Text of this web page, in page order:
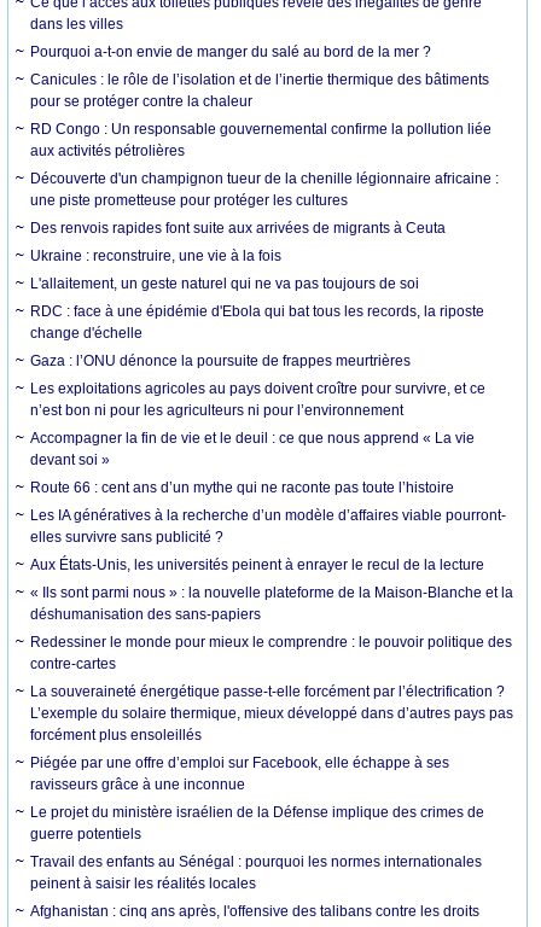
dans les villes
Pourquoi a-t-on envie de manger du salé au bord de la mer ?
Canicules : le rôle de l’isolation et de l’inertie thermique des bâtiments
pour se protéger contre la chaleur
RD Congo : Un responsable gouvernemental confirme la pollution liée
aux activités pétrolières
Découverte d'un champignon tueur de la chenille légionnaire africaine :
une piste prometteuse pour protéger les cultures
Des renvois rapides font suite aux arrivées de migrants à Ceuta
Ukraine : reconstruire, une vie à la fois
L'allaitement, un geste naturel qui ne va pas toujours de soi
RDC : face à une épidémie d'Ebola qui bat tous les records, la riposte
change d'échelle
Gaza : l’ONU dénonce la poursuite de frappes meurtrières
Les exploitations agricoles au pays doivent croître pour survivre, et ce
n’est bon ni pour les agriculteurs ni pour l’environnement
Accompagner la fin de vie et le deuil : ce que nous apprend « La vie
devant soi »
Route 66 : cent ans d’un mythe qui ne raconte pas toute l’histoire
Les IA génératives à la recherche d’un modèle d’affaires viable pourront-
elles survivre sans publicité ?
Aux États-Unis, les universités peinent à enrayer le recul de la lecture
« Ils sont parmi nous » : la nouvelle plateforme de la Maison-Blanche et la
déshumanisation des sans-papiers
Redessiner le monde pour mieux le comprendre : le pouvoir politique des
contre-cartes
La souveraineté énergétique passe-t-elle forcément par l’électrification ?
L’exemple du solaire thermique, mieux développé dans d’autres pays pas
forcément plus ensoleillés
Piégée par une offre d’emploi sur Facebook, elle échappe à ses
ravisseurs grâce à une inconnue
Le projet du ministère israélien de la Défense implique des crimes de
guerre potentiels
Travail des enfants au Sénégal : pourquoi les normes internationales
peinent à saisir les réalités locales
Afghanistan : cinq ans après, l'offensive des talibans contre les droits